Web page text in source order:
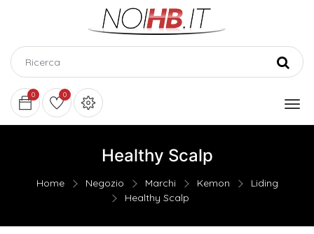
0 0
Healthy Scalp
Home Negozio Marchi Kemon
Liding
Healthy Scalp